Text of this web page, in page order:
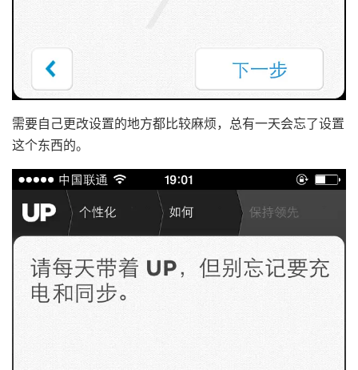
需要自己更改设置的地方都比较麻烦，总有一天会忘了设置
这个东西的。